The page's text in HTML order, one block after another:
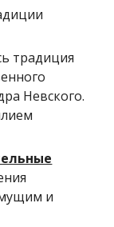
традиция
Невского.
и